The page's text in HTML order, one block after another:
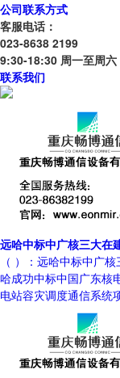
公司联系方式
客服电话：
023-8638 2199
9:30-18:30 周一至周六
联系我们
远哈中标中广核三大在
（ ）：远哈中标中广
哈成功中标中国广东核
电站容灾调度通信系统